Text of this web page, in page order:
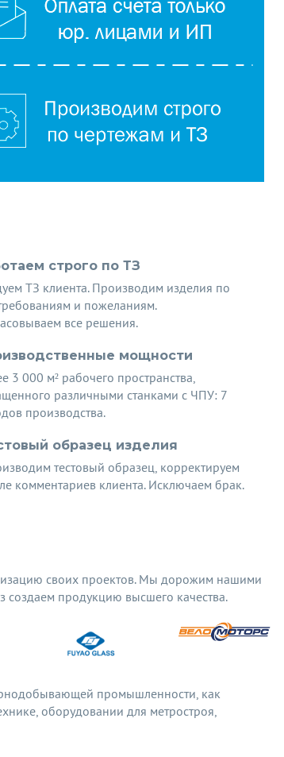
строго по ТЗ
ТЗ клиента. Производим изделия по
и пожеланиям.
все решения.
мощности
3 000 м² рабочего пространства,
различными станками с ЧПУ: 7
производства.
образец изделия
тестовый образец, корректируем
комментариев клиента. Исключаем брак.
своих проектов. Мы дорожим нашими
создаем продукцию высшего качества.
промышленности, как
оборудовании для метростроя,